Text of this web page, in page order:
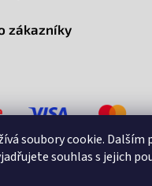
soubory cookie. Dalším
souhlas s jejich
zákazníky